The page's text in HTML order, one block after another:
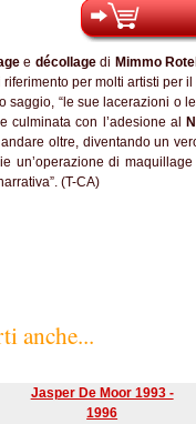
e décollagedi Mimmo
per molti artisti per
saggio, “le sue lacerazioni o
culminata con l’adesione al
oltre, diventando un
un’operazione di
(T-CA)
anche...
Jasper De Moor 1993 -
1996